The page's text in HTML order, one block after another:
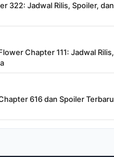
322: Jadwal Rilis, Spoiler, dan
Chapter 111: Jadwal Rilis,
616 dan Spoiler Terbaru